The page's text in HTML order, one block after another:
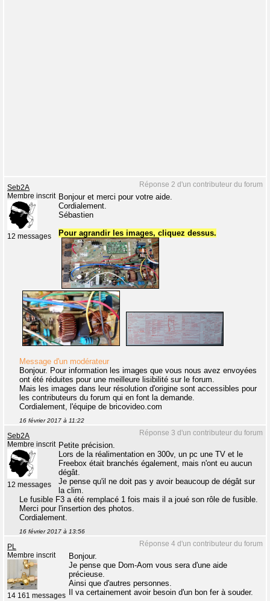
Réponse 2 d'un contributeur du forum
Seb2A
Membre inscrit
12 messages
Bonjour et merci pour votre aide.
Cordialement.
Sébastien
Pour agrandir les images, cliquez dessus.
Message d'un modérateur
Bonjour. Pour information les images que vous nous avez envoyées
ont été réduites pour une meilleure lisibilité sur le forum.
Mais les images dans leur résolution d'origine sont accessibles pour
les contributeurs du forum qui en font la demande.
Cordialement, l'équipe de bricovideo.com
16 février 2017 à 11:22
Réponse 3 d'un contributeur du forum
Seb2A
Membre inscrit
12 messages
Petite précision.
Lors de la réalimentation en 300v, un pc une TV et le
Freebox était branchés également, mais n'ont eu aucun
dégât.
Je pense qu'il ne doit pas y avoir beaucoup de dégât sur
la clim.
Le fusible F3 a été remplacé 1 fois mais il a joué son rôle de fusible.
Merci pour l'insertion des photos.
Cordialement.
16 février 2017 à 13:56
Réponse 4 d'un contributeur du forum
PL
Membre inscrit
14 161 messages
Bonjour.
Je pense que Dom-Aom vous sera d'une aide
précieuse.
Ainsi que d'autres personnes.
Il va certainement avoir besoin d'un bon fer à souder.